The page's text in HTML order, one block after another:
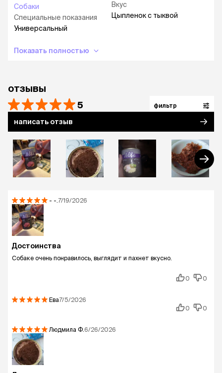
Собаки
Специальные показания
Универсальный
Вкус
Цыпленок с тыквой
Показать полностью
отзывы
5 фильтр
написать отзыв
- -. 7/19/2026
Достоинства
Собаке очень понравилось, выглядит и пахнет вкусно.
0 0
Ева7/5/2026
0
0
Людмила Ф. 6/26/2026